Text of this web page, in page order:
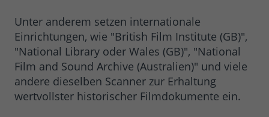
Unter anderem setzen internationale
Einrichtungen, wie "British Film Institute (GB)",
"National Library oder Wales (GB)", "National
Film and Sound Archive (Australien)" und viele
andere dieselben Scanner zur Erhaltung
wertvollster historischer Filmdokumente ein.